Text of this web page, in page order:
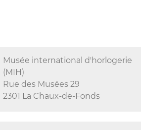
Musée international d'horlogerie
(MIH)
Rue des Musées 29
2301 La Chaux-de-Fonds